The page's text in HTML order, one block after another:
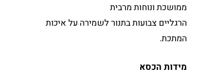
ממושכת ונוחות מרבית
הרגליים צבועות בתנור לשמירה על איכות
המתכת.
מידות הכסא